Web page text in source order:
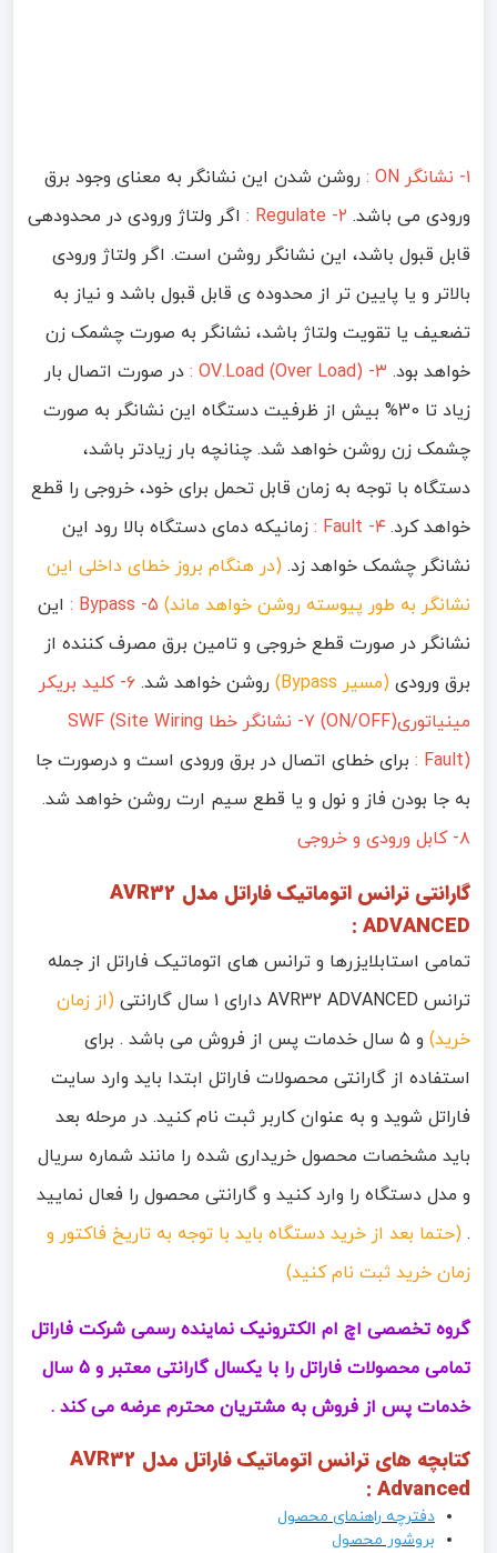
۱- نشانگر ON :
روشن شدن این نشانگر به معنای وجود برق
ورودی می باشد.
اگر ولتاژ ورودی در محدودهی
قابل قبول باشد، این نشانگر روشن است. اگر ولتاژ ورودی
بالاتر و یا پایین تر از محدوده ی قابل قبول باشد و نیاز به
تضعیف یا تقویت ولتاژ باشد، نشانگر به صورت چشمک زن
خواهد بود. ۳- OV.Load (Over Load) :
در صورت اتصال بار
زیاد تا 30% بیش از ظرفیت دستگاه این نشانگر به صورت
چشمک زن روشن خواهد شد. چنانچه بار زیادتر باشد،
دستگاه با توجه به زمان قابل تحمل برای خود، خروجی را قطع
خواهد کرد. ۴- Fault :
زمانیکه دمای دستگاه بالا رود این
نشانگر چشمک خواهد زد. (در هنگام بروز خطای داخلی این
نشانگر به طور پیوسته روشن خواهد ماند) ۵- Bypass :
این
نشانگر در صورت قطع خروجی و تامین برق مصرف کننده از
برق ورودی (مسیر Bypass) روشن خواهد شد.
۶- کلید بریکر
مینیاتوری(ON/OFF) ۷- نشانگر خطا SWF (Site Wiring
Fault) :
برای خطای اتصال در برق ورودی است و درصورت جا
به جا بودن فاز و نول و یا قطع سیم ارت روشن خواهد شد.
۸- کابل ورودی و خروجی
گارانتی ترانس اتوماتیک فاراتل مدل AVR32
ADVANCED :
تمامی استابلایزرها و ترانس های اتوماتیک فاراتل از جمله
ترانس AVR32 ADVANCED دارای ۱ سال گارانتی
(از زمان
خرید)
و ۵ سال خدمات پس از فروش می باشد . برای
استفاده از گارانتی محصولات فاراتل ابتدا باید وارد سایت
فاراتل شوید و به عنوان کاربر ثبت نام کنید. در مرحله بعد
باید مشخصات محصول خریداری شده را مانند شماره سریال
و مدل دستگاه را وارد کنید و گارانتی محصول را فعال نمایید
. (حتما بعد از خرید دستگاه باید با توجه به تاریخ فاکتور و
زمان خرید ثبت نام کنید)
گروه تخصصی اچ ام الکترونیک نماینده رسمی شرکت فاراتل
تمامی محصولات فاراتل را با یکسال گارانتی معتبر و 5 سال
خدمات پس از فروش به مشتریان محترم عرضه می کند .
کتابچه های ترانس اتوماتیک فاراتل مدل AVR32
Advanced :
دفترچه راهنمای محصول
بروشور محصول